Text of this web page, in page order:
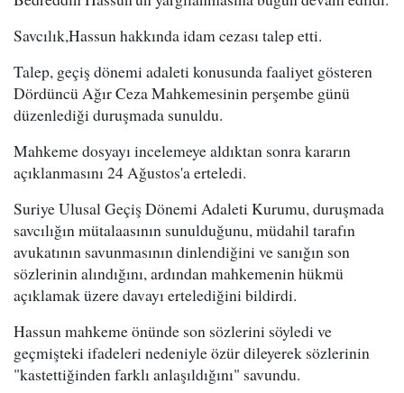
Savcılık,Hassun hakkında idam cezası talep etti.
Talep, geçiş dönemi adaleti konusunda faaliyet gösteren
Dördüncü Ağır Ceza Mahkemesinin perşembe günü
düzenlediği duruşmada sunuldu.
Mahkeme dosyayı incelemeye aldıktan sonra kararın
açıklanmasını 24 Ağustos'a erteledi.
Suriye Ulusal Geçiş Dönemi Adaleti Kurumu, duruşmada
savcılığın mütalaasının sunulduğunu, müdahil tarafın
avukatının savunmasının dinlendiğini ve sanığın son
sözlerinin alındığını, ardından mahkemenin hükmü
açıklamak üzere davayı ertelediğini bildirdi.
Hassun mahkeme önünde son sözlerini söyledi ve
geçmişteki ifadeleri nedeniyle özür dileyerek sözlerinin
"kastettiğinden farklı anlaşıldığını" savundu.